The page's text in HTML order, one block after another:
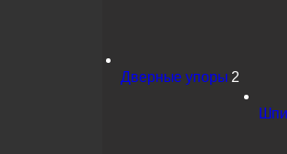
Дверные упоры 2